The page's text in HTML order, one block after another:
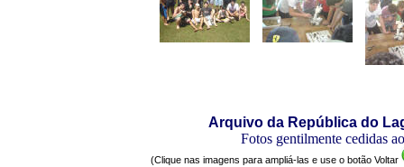
Arquivo da República do
Fotos gentilmente cedidas
(Clique nas imagens para ampliá-las e use o botão Voltar